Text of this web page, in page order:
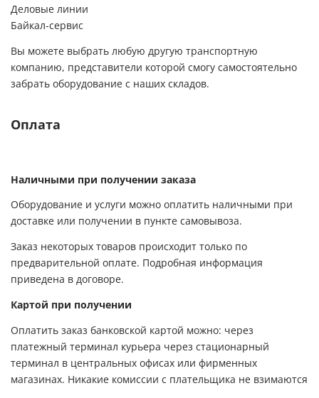
Деловые линии
Байкал-сервис
Вы можете выбрать любую другую транспортную
компанию, представители которой смогу самостоятельно
забрать оборудование с наших складов.
Оплата
Наличными при получении заказа
Оборудование и услуги можно оплатить наличными при
доставке или получении в пункте самовывоза.
Заказ некоторых товаров происходит только по
предварительной оплате. Подробная информация
приведена в договоре.
Картой при получении
Оплатить заказ банковской картой можно: через
платежный терминал курьера через стационарный
терминал в центральных офисах или фирменных
магазинах. Никакие комиссии с плательщика не взимаются